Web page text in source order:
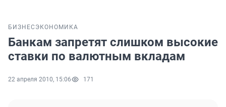
БИЗНЕС ЭКОНОМИКА
Банкам запретят слишком высокие
ставки по валютным вкладам
22 апреля 2010, 15:06 171